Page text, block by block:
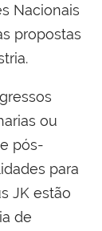
Nacionais
propostas
ou
pós-
para
JK estão
de